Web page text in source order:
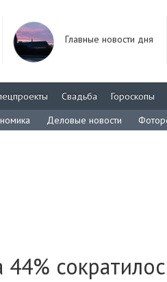
Главные новости дня
Свадьба
Гороскопы
Деловые новости